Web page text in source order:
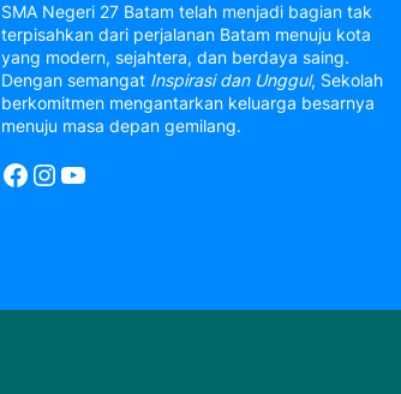
SMA Negeri 27 Batam telah menjadi bagian tak
terpisahkan dari perjalanan Batam menuju kota
yang modern, sejahtera, dan berdaya saing.
Dengan semangat Inspirasi dan Unggul, Sekolah
berkomitmen mengantarkan keluarga besarnya
menuju masa depan gemilang.
Facebook
Instagram
YouTube